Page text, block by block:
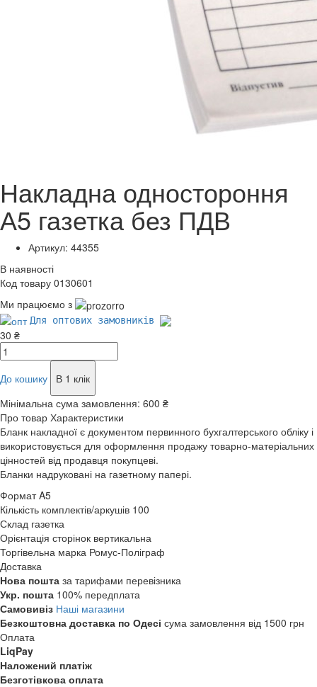
Накладна одностороння
А5 газетка без ПДВ
Артикул: 44355
В наявності
Код товару 0130601
Ми працюємо з
Для оптових замовників
30 ₴
До кошику
В 1 клік
Мінімальна сума замовлення: 600 ₴
Про товар Характеристики
Бланк накладної є документом первинного бухгалтерського обліку і
використовується для оформлення продажу товарно-матеріальних
цінностей від продавця покупцеві.
Бланки надруковані на газетному папері.
Формат A5
Кількість комплектів/аркушів 100
Склад газетка
Орієнтація сторінок вертикальна
Торгівельна марка Ромус-Поліграф
Доставка
Нова пошта за тарифами перевізника
Укр. пошта 100% передплата
Самовивіз Наші магазини
Безкоштовна доставка по Одесі сума замовлення від 1500 грн
Оплата
LiqPay
Наложений платіж
Безготівкова оплата